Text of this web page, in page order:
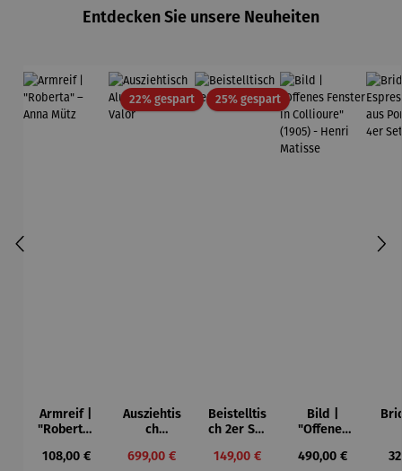
Entdecken Sie unsere Neuheiten
Armreif |
"Roberta"
Mütz
Regulärer Preis:
108,00 €
22% gespartRabatt
Ausziehtis
ch
– Valor
Verkaufspreis:
699,00 €
25% gespartRabatt
Beistelltis
ch 2er Set
Verkaufspreis:
149,00 €
Bild |
"Offenes
Collioure"
Regulärer Preis:
490,00 €